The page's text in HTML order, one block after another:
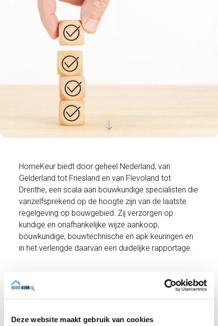
Deze website maakt gebruik van cookies
HomeKeur biedt door geheel Nederland, van
Gelderland tot Friesland en van Flevoland tot
Drenthe, een scala aan bouwkundige specialisten die
vanzelfsprekend op de hoogte zijn van de laatste
regelgeving op bouwgebied. Zij verzorgen op
kundige en onafhankelijke wijze aankoop,
bouwkundige, bouwtechnische en apk keuringen en
in het verlengde daarvan een duidelijke rapportage.
Wilt u een afspraak maken voor een
bouwkundige keuring?
250 m²) slechts €489 inclusief btw. Hiervoor voeren